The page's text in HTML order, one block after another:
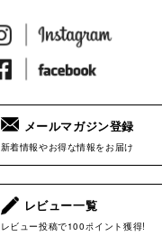
メールマガジン登録
新着情報やお得な情報をお届け
レビュー一覧
レビュー投稿で100ポイント獲得!